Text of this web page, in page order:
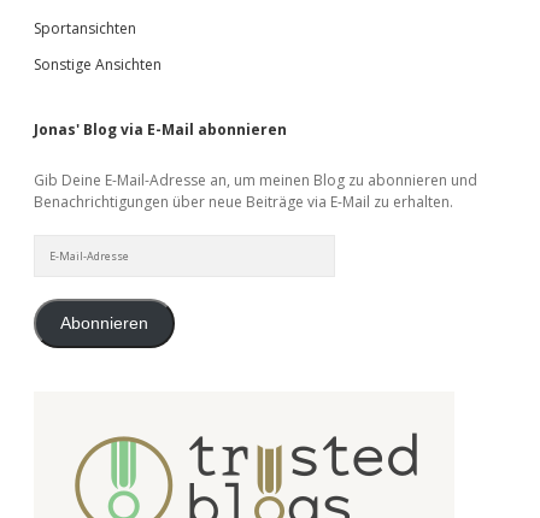
Sportansichten
Sonstige Ansichten
Jonas' Blog via E-Mail abonnieren
Gib Deine E-Mail-Adresse an, um meinen Blog zu abonnieren und
Benachrichtigungen über neue Beiträge via E-Mail zu erhalten.
Mail-
Abonnieren